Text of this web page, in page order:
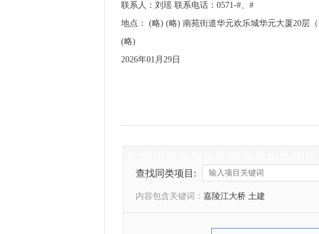
联系人：刘瑶 联系电话：0571-#、#
地点： (略) (略) 南苑街道华元欢乐城华元大厦20层（
(略)
2026年01月29日
查找同类项目:
内容包含关键词： 嘉陵江大桥 土建